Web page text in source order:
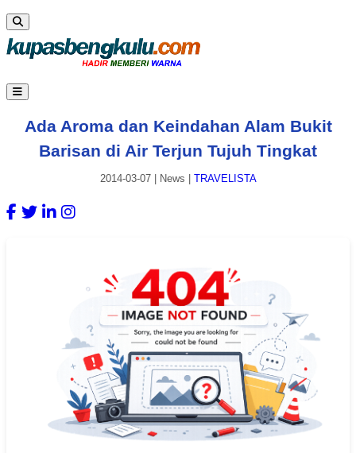
Ada Aroma dan Keindahan Alam Bukit
Barisan di Air Terjun Tujuh Tingkat
2014-03-07| News TRAVELISTA